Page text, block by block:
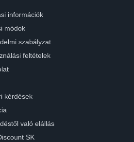
információk
módok
szabályzat
feltételek
kérdések
való elállás
SK